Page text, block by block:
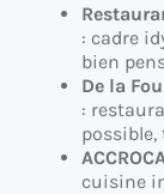
: cadre
bien
De la
:
possible,
cuisine